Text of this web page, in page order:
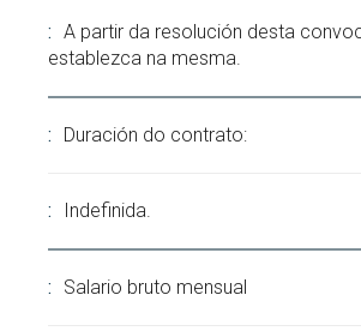
A partir da resolución desta
establezca na mesma.
Duración do contrato:
Indefinida.
Salario bruto mensual